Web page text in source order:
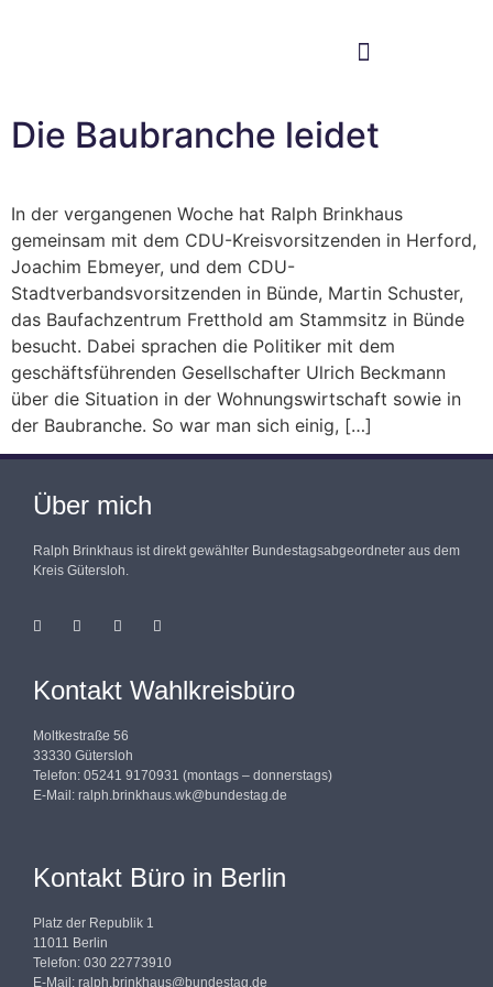
Die Baubranche leidet
In der vergangenen Woche hat Ralph Brinkhaus
gemeinsam mit dem CDU-Kreisvorsitzenden in Herford,
Joachim Ebmeyer, und dem CDU-
Stadtverbandsvorsitzenden in Bünde, Martin Schuster,
das Baufachzentrum Fretthold am Stammsitz in Bünde
besucht. Dabei sprachen die Politiker mit dem
geschäftsführenden Gesellschafter Ulrich Beckmann
über die Situation in der Wohnungswirtschaft sowie in
der Baubranche. So war man sich einig, […]
Über mich
Ralph Brinkhaus ist direkt gewählter Bundestagsabgeordneter aus dem
Kreis Gütersloh.
Kontakt Wahlkreisbüro
Moltkestraße 56
33330 Gütersloh
Telefon: 05241 9170931 (montags – donnerstags)
E-Mail: ralph.brinkhaus.wk@bundestag.de
Kontakt Büro in Berlin
Platz der Republik 1
11011 Berlin
Telefon: 030 22773910
E-Mail: ralph.brinkhaus@bundestag.de